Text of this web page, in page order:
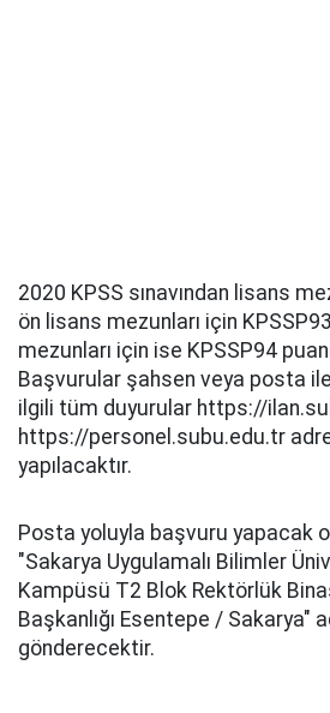
2020 KPSS sınavından lisans
ön lisans mezunları için
mezunları için ise KPSSP94
Başvurular şahsen veya posta
ilgili tüm duyurular https://
https://personel.subu.edu.tr
yapılacaktır.
Posta yoluyla başvuru yapacak
"Sakarya Uygulamalı Bilimler
Kampüsü T2 Blok Rektörlük
Başkanlığı Esentepe / Sakarya"
gönderecektir.